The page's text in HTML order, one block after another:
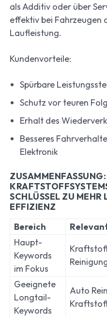
als Additiv oder über
effektiv bei Fahrzeugen
Laufleistung.
Kundenvorteile:
Spürbare
Schutz vor teuren
Erhalt des
Besseres
Elektronik
ZUSAMMENFASSUNG:
SCHLÜSSEL ZU MEHR
EFFIZIENZ
Bereich
Haupt-
Keywords
im Fokus
Geeignete
Longtail-
Keywords
Auto